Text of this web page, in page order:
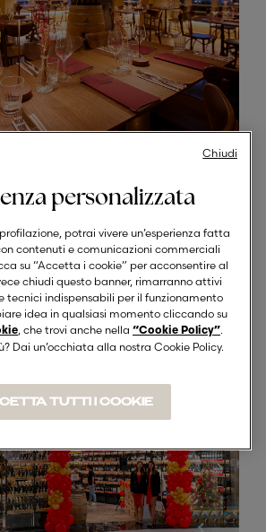
personalizzata
potrai vivere un’esperienza fatta
contenuti e comunicazioni commerciali
su “Accetta i cookie” per acconsentire al
chiudi questo banner, rimarranno attivi
tecnici indispensabili per il funzionamento
idea in qualsiasi momento cliccando su
, che trovi anche nella “Cookie Policy”.
Dai un’occhiata alla nostra Cookie Policy.
TUTTI I COOKIE
Chiudi